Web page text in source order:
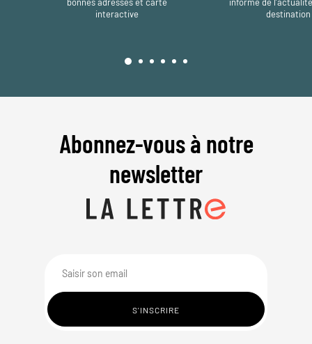
interactive
destination
Abonnez-vous à notre
newsletter